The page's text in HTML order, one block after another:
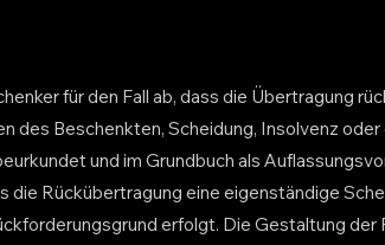
für den Fall ab, dass die Übertragung
des Beschenkten, Scheidung, Insolvenz oder
und im Grundbuch als
die Rückübertragung eine eigenständige
erfolgt. Die Gestaltung